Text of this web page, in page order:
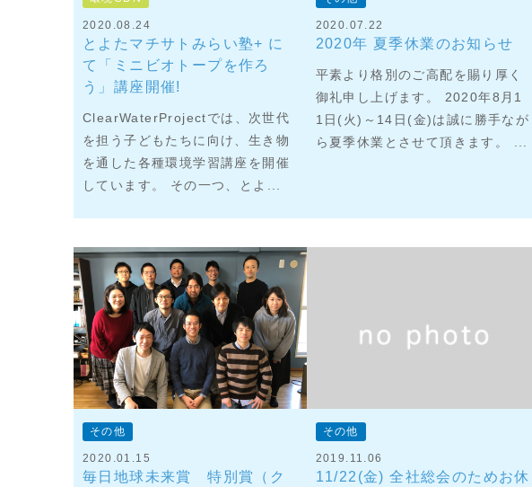
2020.08.24
とよたマチサトみらい塾+ に
て「ミニビオトープを作ろ
う」講座開催!
ClearWaterProjectでは、次世代
を担う子どもたちに向け、生き物
を通した各種環境学習講座を開催
しています。 その一つ、とよ...
2020.07.22
2020年 夏季休業のお知らせ
平素より格別のご高配を賜り厚く
御礼申し上げます。 2020年8月1
1日(火)～14日(金)は誠に勝手なが
ら夏季休業とさせて頂きます。 ...
その他
2020.01.15
毎日地球未来賞 特別賞（ク
その他
2019.11.06
11/22(金) 全社総会のためお休